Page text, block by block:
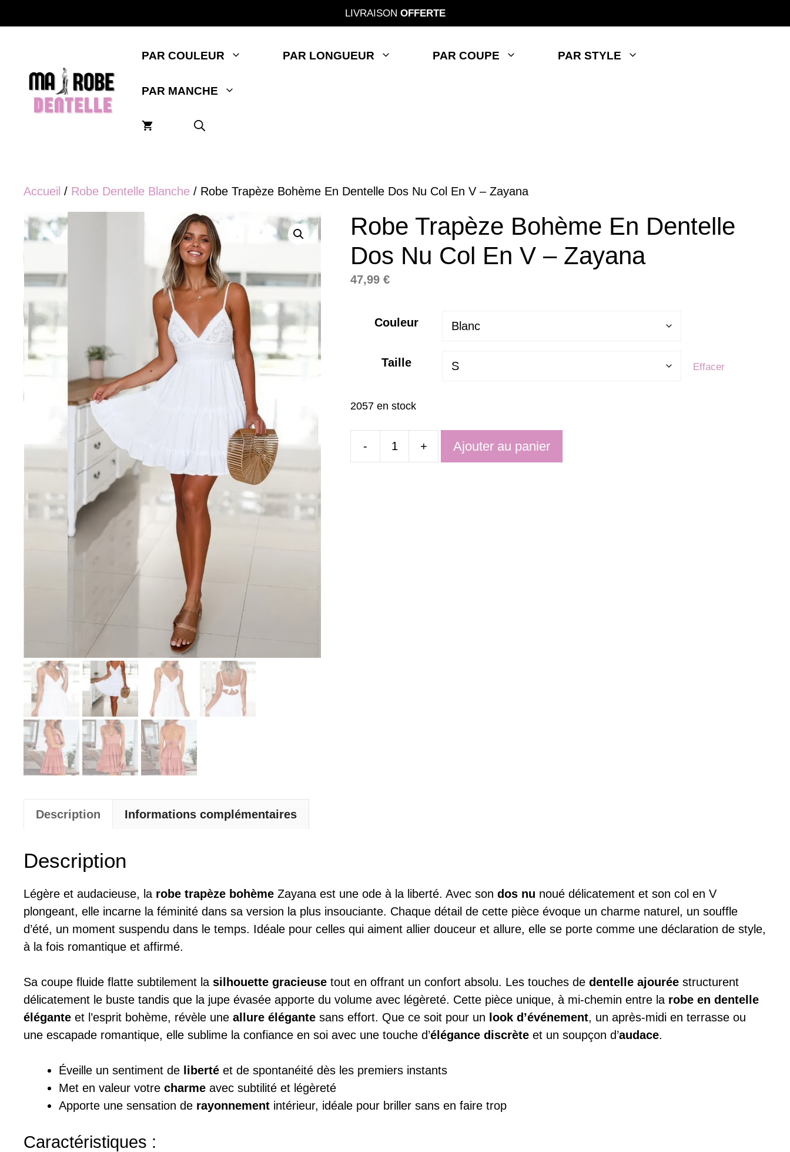
au
LIVRAISON OFFERTE
PAR COULEUR PAR LONGUEUR PAR COUPE PAR STYLE
PAR MANCHE
Accueil / Robe Dentelle Blanche / Robe Trapèze Bohème En Dentelle Dos Nu Col En V – Zayana
Robe Trapèze Bohème En Dentelle
Dos Nu Col En V – Zayana
47,99€
Couleur
Taille Effacer
2057 en stock
- + Ajouter au panier
Description Informations complémentaires
Description
Légère et audacieuse, la robe trapèze bohème Zayana est une ode à la liberté. Avec son dos nu noué délicatement et son col en V
plongeant, elle incarne la féminité dans sa version la plus insouciante. Chaque détail de cette pièce évoque un charme naturel, un souffle
d’été, un moment suspendu dans le temps. Idéale pour celles qui aiment allier douceur et allure, elle se porte comme une déclaration de style,
à la fois romantique et affirmé.
Sa coupe fluide flatte subtilement la silhouette gracieuse tout en offrant un confort absolu. Les touches de dentelle ajourée structurent
délicatement le buste tandis que la jupe évasée apporte du volume avec légèreté. Cette pièce unique, à mi-chemin entre la robe en dentelle
élégante et l’esprit bohème, révèle une allure élégante sans effort. Que ce soit pour un look d’événement, un après-midi en terrasse ou
une escapade romantique, elle sublime la confiance en soi avec une touche d’élégance discrète et un soupçon d’audace.
Éveille un sentiment de liberté et de spontanéité dès les premiers instants
Met en valeur votre charme avec subtilité et légèreté
Apporte une sensation de rayonnement intérieur, idéale pour briller sans en faire trop
Caractéristiques :